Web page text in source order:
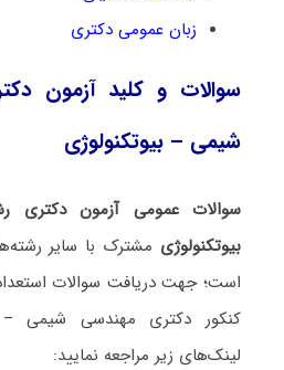
زبان عمومی دکتری
شیمی – بیوتکنولوژی
سوالات عمومی آزمون دکتری
بیوتکنولوژی مشترک با سایر
است؛ جهت دریافت سوالات
لینک‌های زیر مراجعه نمایید: